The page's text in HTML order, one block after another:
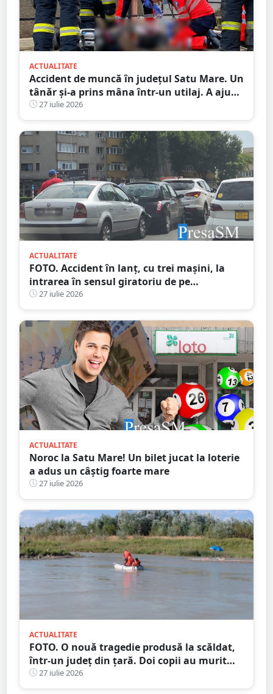
ACTUALITATE
Accident de muncă în județul Satu Mare. Un
tânăr și-a prins mâna într-un utilaj. A ajuns
la spital
27 iulie 2026
ACTUALITATE
FOTO. Accident în lanț, cu trei mașini, la
intrarea în sensul giratoriu de pe
bulevardul Lucian Blaga - Micro 17
27 iulie 2026
ACTUALITATE
Noroc la Satu Mare! Un bilet jucat la loterie
a adus un câștig foarte mare
27 iulie 2026
ACTUALITATE
FOTO. O nouă tragedie produsă la scăldat,
într-un județ din țară. Doi copii au murit
încercând să își salveze sora
27 iulie 2026